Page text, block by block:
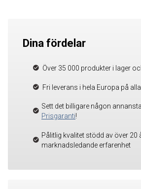
Dina fördelar
Över 35 000 produkter i lager
Fri leverans i hela Europa på
Sett det billigare någon
Prisgaranti!
Pålitlig kvalitet stödd av över 20
marknadsledande erfarenhet